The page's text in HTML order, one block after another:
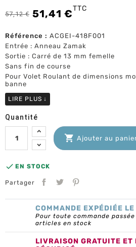
57,12 € 51,41 €TTC
Référence : ACGEI-418F001
Entrée : Anneau Zamak
Sortie : Carré de 13 mm femelle
Sans fin de course
Pour Volet Roulant de dimensions
banne
LIRE PLUS ↓
Quantité
 Ajouter au
 EN STOCK
Partager
COMMANDE EXPÉDIÉE
Pour toute commande
articles en stock
LIVRAISON GRATUITE ET